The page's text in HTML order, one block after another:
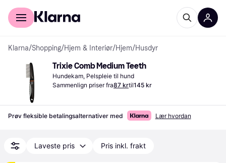
For kunder
Klarna/Shopping/Hjem & Interiør/Hjem/Husdyr
Trixie Comb Medium Teeth
Hundekam, Pelspleie til hund
Sammenlign priser fra87 krtil145 kr
Prøv fleksible betalingsalternativer med Lær hvordan
Laveste pris Pris inkl. frakt